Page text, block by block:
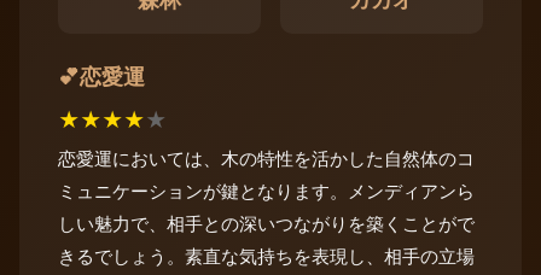
💕恋愛運
★★★★★
恋愛運においては、木の特性を活かした自然体のコ
ミュニケーションが鍵となります。メンディアンら
しい魅力で、相手との深いつながりを築くことがで
きるでしょう。素直な気持ちを表現し、相手の立場